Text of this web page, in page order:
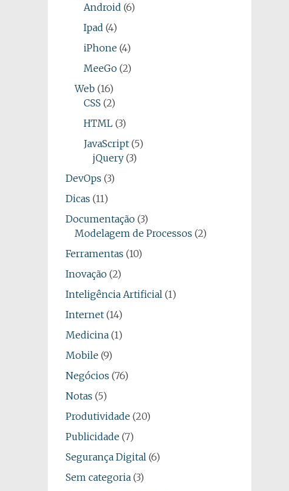
Android (6)
Ipad (4)
iPhone (4)
MeeGo(2)
Web (16)
CSS (2)
HTML(3)
JavaScript(5)
jQuery(3)
DevOps (3)
Dicas (11)
Documentação(3)
Modelagem de Processos (2)
Ferramentas (10)
Inovação(2)
Inteligência Artificial(1)
Internet(14)
Medicina(1)
Mobile (9)
Negócios (76)
Notas (5)
Produtividade (20)
Publicidade (7)
Segurança Digital(6)
Sem categoria(3)